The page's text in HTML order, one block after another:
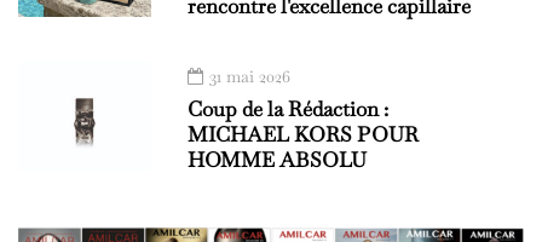
rencontre l'excellence capillaire
31 mai 2026
Coup de la Rédaction :
MICHAEL KORS POUR
HOMME ABSOLU